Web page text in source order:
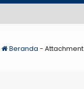
Beranda - Attachment